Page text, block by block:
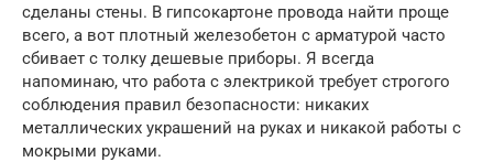
сделаны стены. В гипсокартоне провода найти проще
всего, а вот плотный железобетон с арматурой часто
сбивает с толку дешевые приборы. Я всегда
напоминаю, что работа с электрикой требует строгого
соблюдения правил безопасности: никаких
металлических украшений на руках и никакой работы с
мокрыми руками.